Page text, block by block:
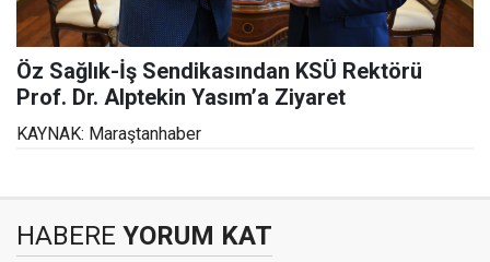
Öz Sağlık-İş Sendikasından KSÜ Rektörü
Prof. Dr. Alptekin Yasım’a Ziyaret
KAYNAK: Maraştanhaber
HABERE YORUM KAT